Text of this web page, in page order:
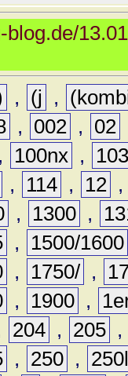
blog.de/
, (j ,
, 002 , 02
, 100nx ,
, 114 , 12
, 1300 ,
,
1500/1600
, 1750/ ,
, 1900 ,
204 , 205 ,
, 250 ,